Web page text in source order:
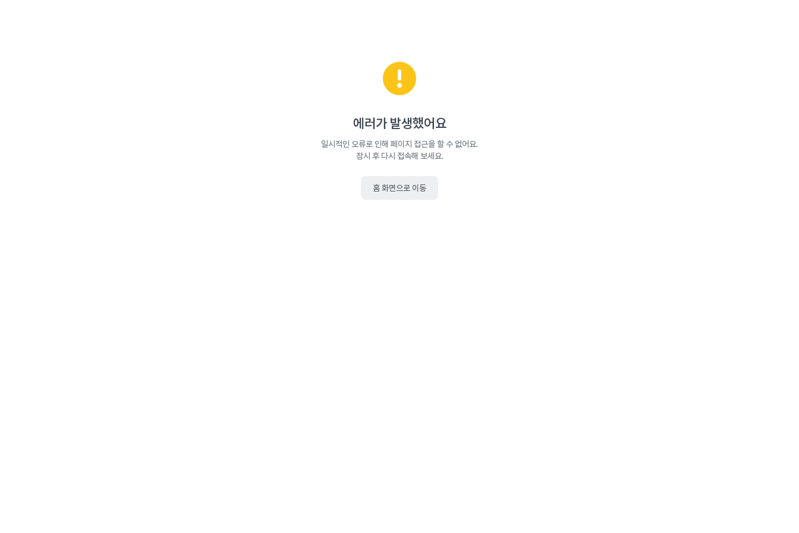
에러가 발생했어요
일시적인 오류로 인해 페이지 접근을 할 수 없어요.
잠시 후 다시 접속해 보세요.
홈 화면으로 이동